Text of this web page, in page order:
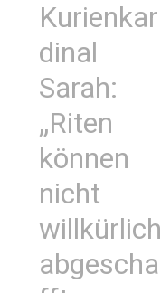
Kurienkar
dinal
Sarah:
„Riten
können
nicht
willkürlich
abgescha